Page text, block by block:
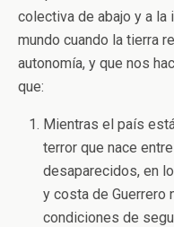
colectiva de abajo y a la
mundo cuando la tierra
autonomía, y que nos
que:
Mientras el país
terror que nace
desaparecidos, en
y costa de Guerrero
condiciones de